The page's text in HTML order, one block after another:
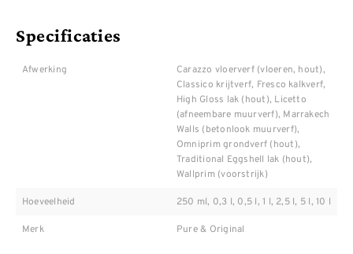
Specificaties
Afwerking
Carazzo vloerverf (vloeren, hout),
Classico krijtverf, Fresco kalkverf,
High Gloss lak (hout), Licetto
(afneembare muurverf), Marrakech
Walls (betonlook muurverf),
Omniprim grondverf (hout),
Traditional Eggshell lak (hout),
Wallprim (voorstrijk)
Hoeveelheid 250 ml, 0,3 l, 0,5 l, 1 l, 2,5 l, 5 l, 10 l
Merk Pure & Original